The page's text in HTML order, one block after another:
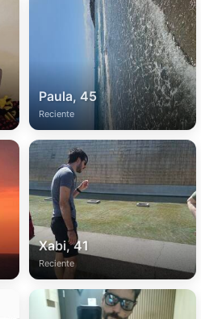
Paula, 45
Reciente
Xabi, 41
Reciente